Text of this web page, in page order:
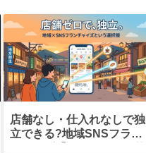
店舗なし・仕入れなしで独
立できる?地域SNSフラン